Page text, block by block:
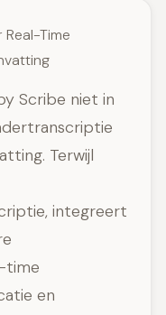
Time
Scribe niet in
Terwijl
integreert
time
en